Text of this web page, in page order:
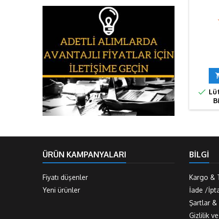

ÜRÜN KAMPANYALARI
Fiyatı düşenler
Yeni ürünler
BİLGİ
Kargo &
İade /
Şartlar &
Gizlilik